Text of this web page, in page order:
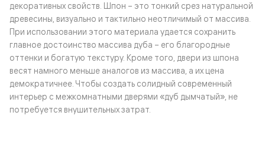
декоративных свойств. Шпон – это тонкий срез натуральной
древесины, визуально и тактильно неотличимый от массива.
При использовании этого материала удается сохранить
главное достоинство массива дуба – его благородные
оттенки и богатую текстуру. Кроме того, двери из шпона
весят намного меньше аналогов из массива, а их цена
демократичнее. Чтобы создать солидный современный
интерьер с межкомнатными дверями «дуб дымчатый», не
потребуется внушительных затрат.